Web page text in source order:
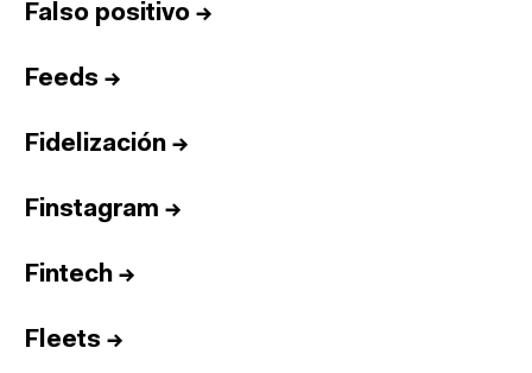
Falso positivo →
Feeds →
Fidelización →
Finstagram →
Fintech →
Fleets →